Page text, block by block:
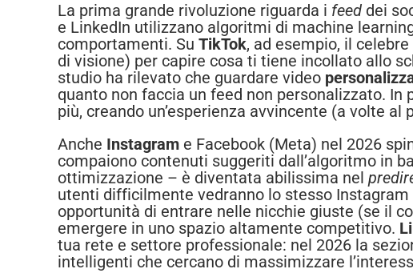
La prima grande rivoluzione riguarda i feed dei
e LinkedIn utilizzano algoritmi di machine
comportamenti. Su TikTok, ad esempio, il
di visione) per capire cosa ti tiene incollato allo
studio ha rilevato che guardare video
quanto non faccia un feed non personalizzato. In
più, creando un’esperienza avvincente (a volte
Anche Instagram e Facebook (Meta) nel 2026
compaiono contenuti suggeriti dall’algoritmo in
ottimizzazione – è diventata abilissima nel
utenti difficilmente vedranno lo stesso Instagram
opportunità di entrare nelle nicchie giuste (se il
emergere in uno spazio altamente competitivo.
tua rete e settore professionale: nel 2026 la
intelligenti che cercano di massimizzare